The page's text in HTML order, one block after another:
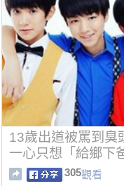
13歲出道被罵到臭
一心只想「給鄉下
305觀看